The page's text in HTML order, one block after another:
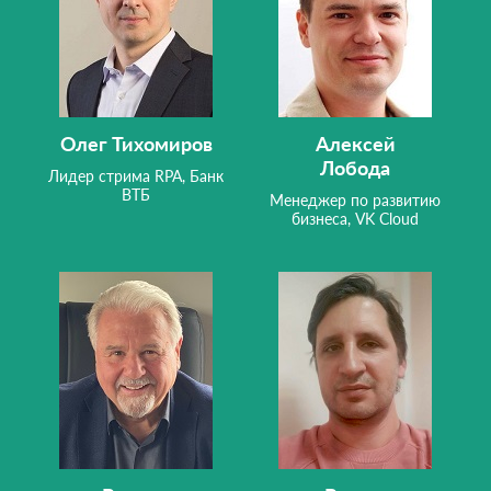
Олег Тихомиров
Лидер стрима RPA, Банк
ВТБ
Алексей
Лобода
Менеджер по развитию
бизнеса, VK Cloud